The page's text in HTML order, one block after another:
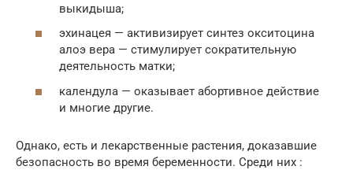
выкидыша;
эхинацея — активизирует синтез окситоцина
алоэ вера — стимулирует сократительную
деятельность матки;
календула — оказывает абортивное действие
и многие другие.
Однако, есть и лекарственные растения, доказавшие
безопасность во время беременности. Среди них :